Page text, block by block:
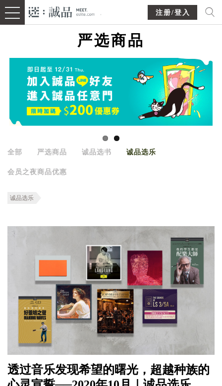
注册/登入
严选商品
全部 严选商品 诚品选书 诚品选乐
会员之夜商品优惠
诚品选乐
透过音乐发现希望的曙光，超越种族的